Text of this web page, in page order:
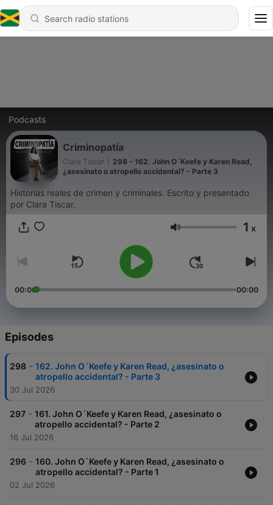
Podcasts
Criminopatía
Clara Tiscar
298 - 162. John O´Keefe y Karen Read,
¿asesinato o atropello accidental? - Parte 3
Historias reales de crimen y criminales. Escrito y presentado
por Clara Tiscar.
Volume 1 x
00:00 00:00
Episodes
298 - 162. John O´Keefe y Karen Read, ¿asesinato o
atropello accidental? - Parte 3
30 Jul 2026
297 - 161. John O´Keefe y Karen Read, ¿asesinato o
atropello accidental? - Parte 2
16 Jul 2026
296 - 160. John O´Keefe y Karen Read, ¿asesinato o
atropello accidental? - Parte 1
02 Jul 2026